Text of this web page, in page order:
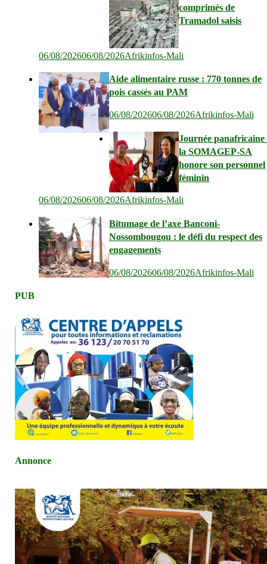
comprimés de
Tramadol saisis
06/08/202606/08/2026Afrikinfos-Mali
Aide alimentaire russe : 770 tonnes de
pois cassés au PAM
06/08/202606/08/2026Afrikinfos-Mali
Journée panafricaine
la SOMAGEP-SA
honore son personnel
féminin
06/08/202606/08/2026Afrikinfos-Mali
Bitumage de l’axe Banconi-
Nossombougou : le défi du respect des
engagements
06/08/202606/08/2026Afrikinfos-Mali
PUB
Annonce